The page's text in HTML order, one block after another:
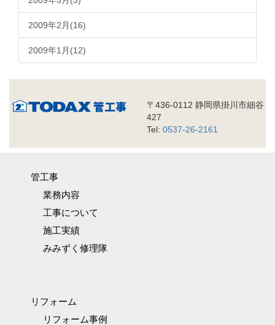
2009年2月(16)
2009年1月(12)
〒436-0112 静岡県掛川市細谷
427
Tel: 0537-26-2161
管工事
業務内容
工事について
施工実績
みみずく修理隊
リフォーム
リフォーム事例